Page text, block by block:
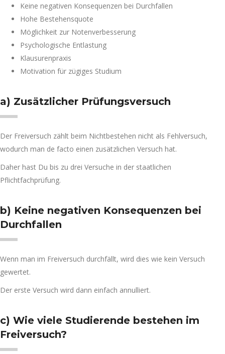
Keine negativen Konsequenzen bei Durchfallen
Hohe Bestehensquote
Möglichkeit zur Notenverbesserung
Psychologische Entlastung
Klausurenpraxis
Motivation für zügiges Studium
a) Zusätzlicher Prüfungsversuch
Der Freiversuch zählt beim Nichtbestehen nicht als Fehlversuch,
wodurch man de facto einen zusätzlichen Versuch hat.
Daher hast Du bis zu drei Versuche in der staatlichen
Pflichtfachprüfung.
b) Keine negativen Konsequenzen bei
Durchfallen
Wenn man im Freiversuch durchfällt, wird dies wie kein Versuch
gewertet.
Der erste Versuch wird dann einfach annulliert.
c) Wie viele Studierende bestehen im
Freiversuch?